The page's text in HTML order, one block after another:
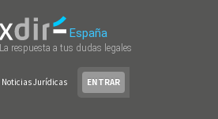
España
La respuesta a tus dudas legales
Noticias Jurídicas ENTRAR